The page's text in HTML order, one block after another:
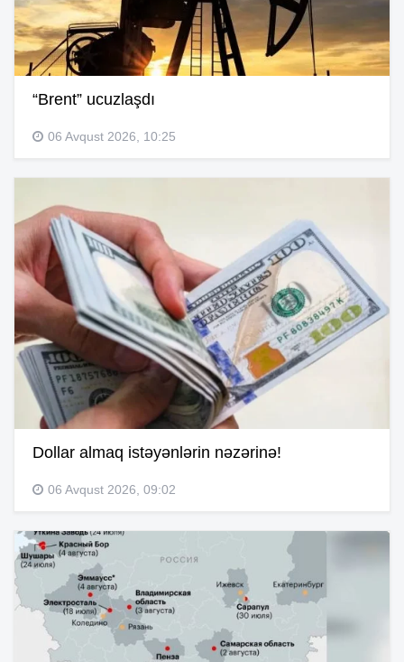
“Brent” ucuzlaşdı
06 Avqust 2026, 10:25
Dollar almaq istəyənlərin nəzərinə!
06 Avqust 2026, 09:02